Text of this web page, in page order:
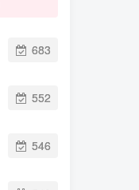
683
552
546